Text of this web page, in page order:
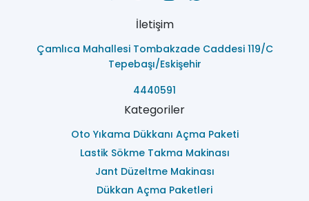
İletişim
Çamlıca Mahallesi Tombakzade Caddesi 119/C
Tepebaşı/Eskişehir
4440591
Kategoriler
Oto Yıkama Dükkanı Açma Paketi
Lastik Sökme Takma Makinası
Jant Düzeltme Makinası
Dükkan Açma Paketleri